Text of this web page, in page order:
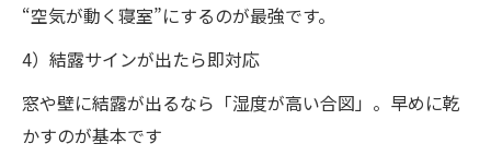
“空気が動く寝室”にするのが最強です。
4）結露サインが出たら即対応
窓や壁に結露が出るなら「湿度が高い合図」。早めに乾
かすのが基本です